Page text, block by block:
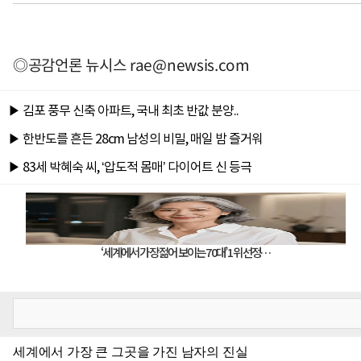
◎공감언론 뉴시스rae@newsis.com